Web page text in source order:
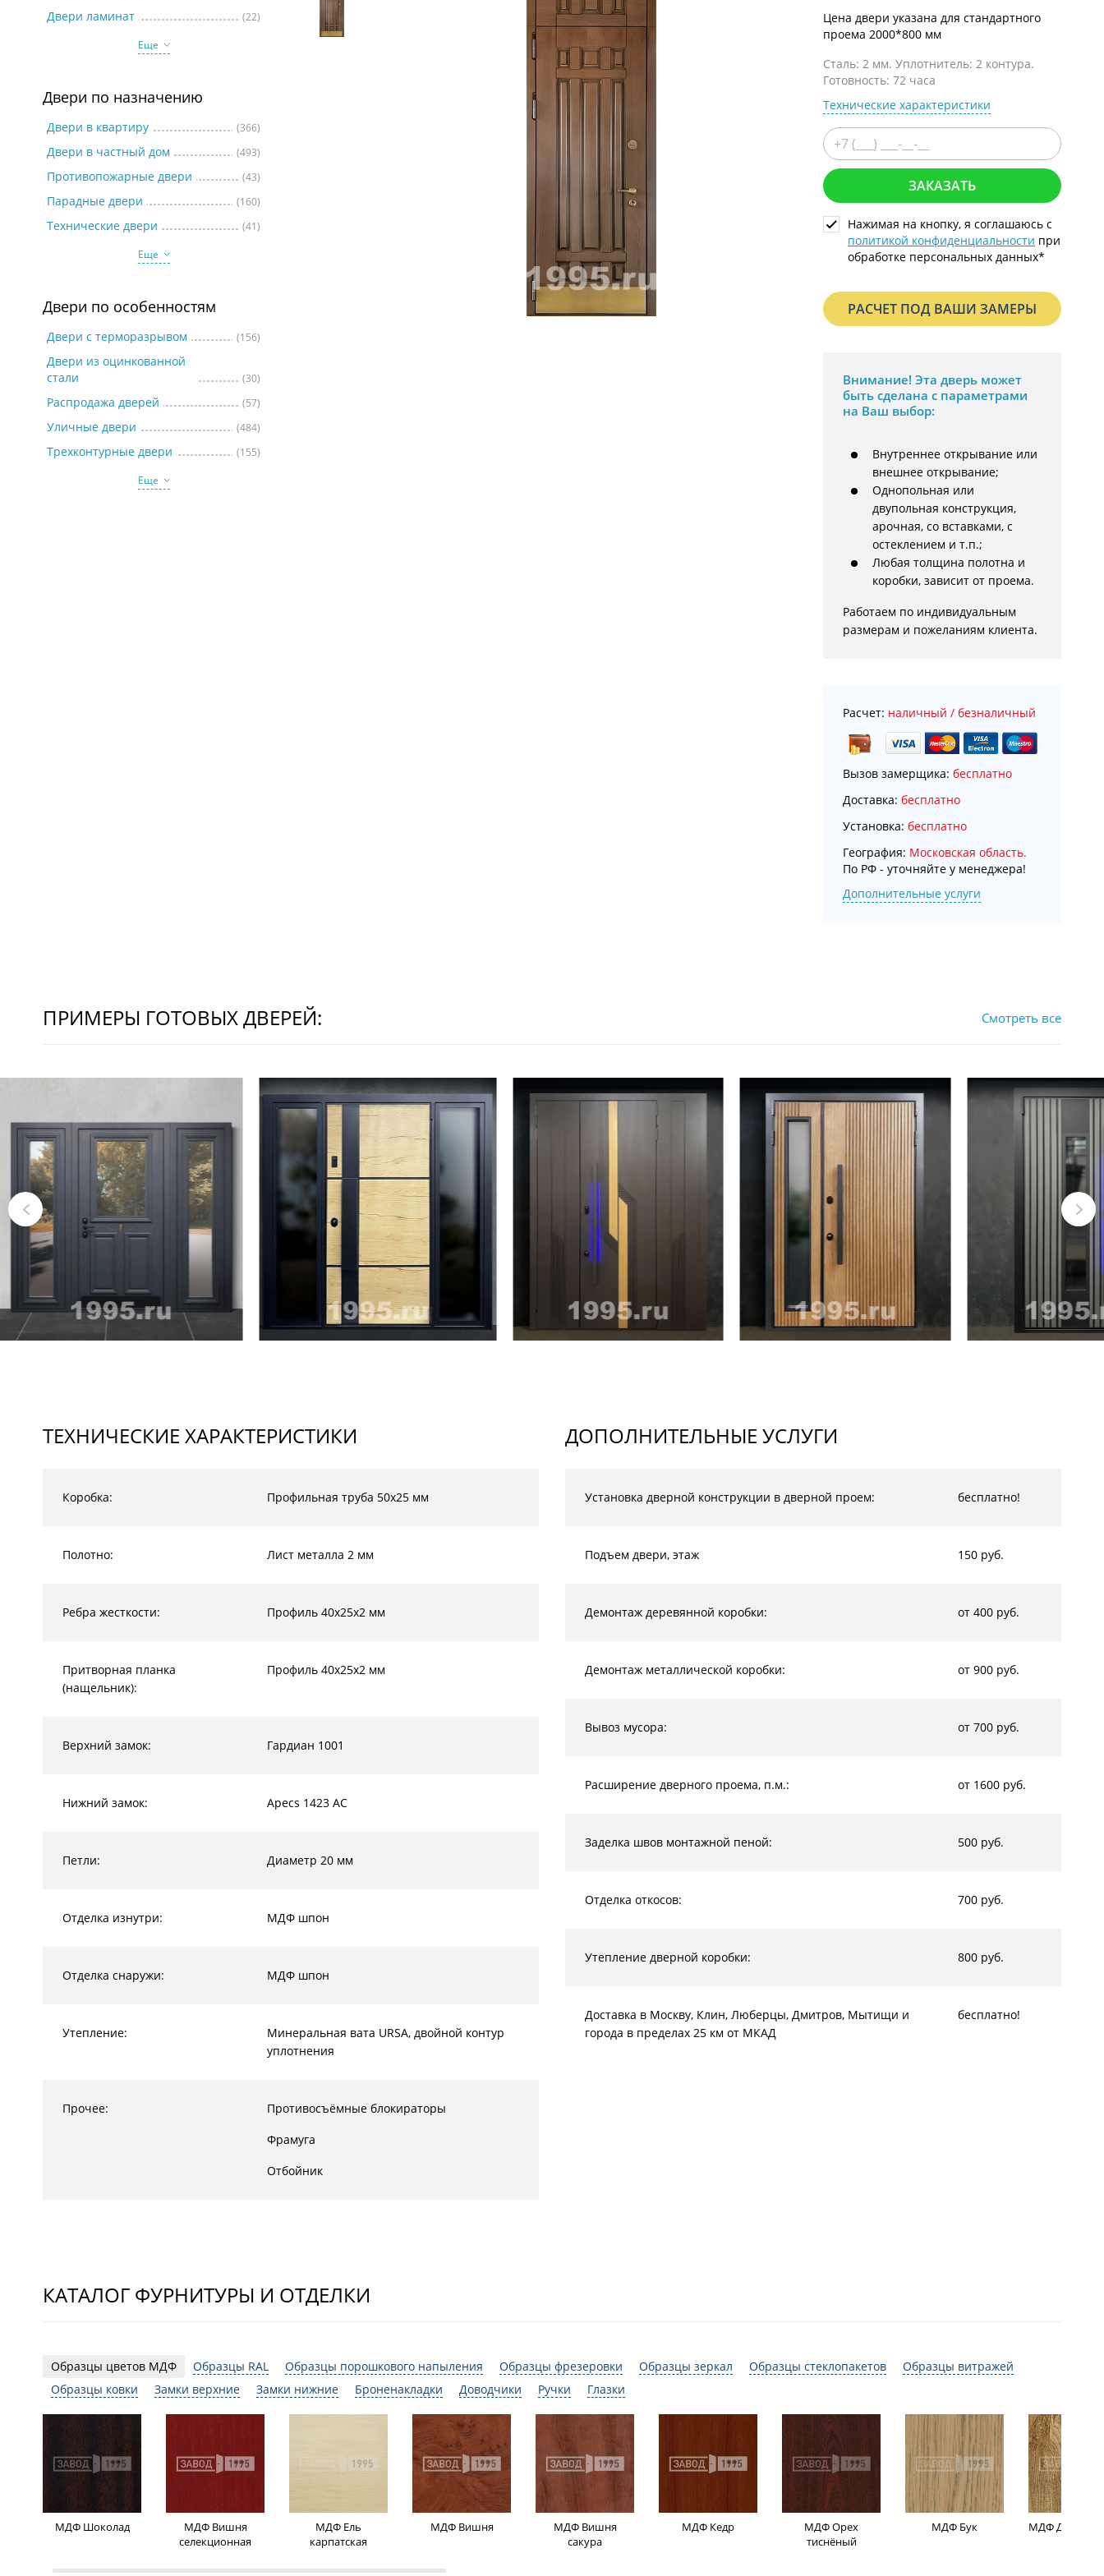
Коричневые двери
Двери ламинат
(22)
Еще
Двери по назначению
Двери в квартиру (366)
Двери в частный дом (493)
Противопожарные двери (43)
Парадные двери (160)
Технические двери
(41)
Еще
Двери по особенностям
Двери с терморазрывом (156)
Двери из оцинкованной
стали
(30)
Распродажа дверей (57)
Уличные двери (484)
Трехконтурные двери
(155)
Еще
Цена двери указана для стандартного
проема 2000*800 мм
Сталь: 2 мм. Уплотнитель: 2 контура.
Готовность: 72 часа
Технические характеристики
ЗАКАЗАТЬ
Нажимая на кнопку, я соглашаюсь с
политикой конфиденциальности при
обработке персональных данных*
РАСЧЕТ ПОД ВАШИ ЗАМЕРЫ
Внимание! Эта дверь может
быть сделана с параметрами
на Ваш выбор:
Внутреннее открывание или
внешнее открывание;
Однопольная или
двупольная конструкция,
арочная, со вставками, с
остеклением и т.п.;
Любая толщина полотна и
коробки, зависит от проема.
Работаем по индивидуальным
размерам и пожеланиям клиента.
Расчет: наличный / безналичный
Вызов замерщика: бесплатно
Доставка: бесплатно
Установка: бесплатно
География: Московская область.
По РФ - уточняйте у менеджера!
Дополнительные услуги
ПРИМЕРЫ ГОТОВЫХ ДВЕРЕЙ: Смотреть все
ТЕХНИЧЕСКИЕ ХАРАКТЕРИСТИКИ
Коробка: Профильная труба 50х25 мм
Полотно: Лист металла 2 мм
Ребра жесткости: Профиль 40х25х2 мм
Притворная планка
(нащельник):
Профиль 40х25х2 мм
Верхний замок: Гардиан 1001
Нижний замок: Apecs 1423 AC
Петли: Диаметр 20 мм
Отделка изнутри: МДФ шпон
Отделка снаружи: МДФ шпон
Утепление:
Минеральная вата URSA, двойной контур
уплотнения
Прочее:
Противосъёмные блокираторы
Фрамуга
Отбойник
ДОПОЛНИТЕЛЬНЫЕ УСЛУГИ
Установка дверной конструкции в дверной проем: бесплатно!
Подъем двери, этаж 150 руб.
Демонтаж деревянной коробки: от 400 руб.
Демонтаж металлической коробки: от 900 руб.
Вывоз мусора: от 700 руб.
Расширение дверного проема, п.м.: от 1600 руб.
Заделка швов монтажной пеной: 500 руб.
Отделка откосов: 700 руб.
Утепление дверной коробки: 800 руб.
Доставка в Москву, Клин, Люберцы, Дмитров, Мытищи и
города в пределах 25 км от МКАД
бесплатно!
КАТАЛОГ ФУРНИТУРЫ И ОТДЕЛКИ
Образцы цветов МДФ Образцы RAL Образцы порошкового напыления Образцы фрезеровки Образцы зеркал Образцы стеклопакетов
Образцы витражей
Образцы ковки
Замки верхние Замки нижние Броненакладки Доводчики Ручки Глазки
МДФ Шоколад
МДФ Вишня
селекционная
МДФ Ель
карпатская
МДФ Вишня
МДФ Вишня
сакура
МДФ Кедр
МДФ Орех
тиснёный
МДФ Бук МДФ Дуб